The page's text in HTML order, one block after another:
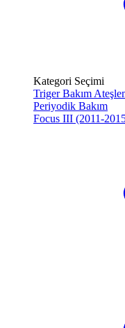
Kategori Seçimi
Triger Bakım
Periyodik Bakım
Focus III (2011-